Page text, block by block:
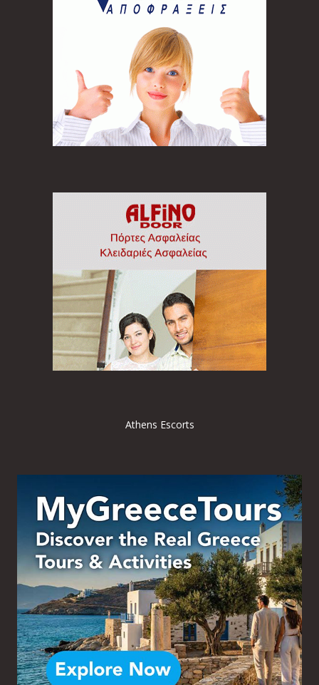
Athens Escorts